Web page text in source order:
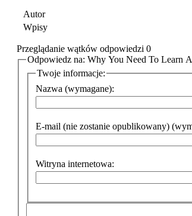
Autor
Wpisy
Przeglądanie wątków odpowiedzi 0
Odpowiedz na: Why You Need To Learn
Twoje informacje:
Nazwa (wymagane):
E-mail (nie zostanie opublikowany)
Witryna internetowa: